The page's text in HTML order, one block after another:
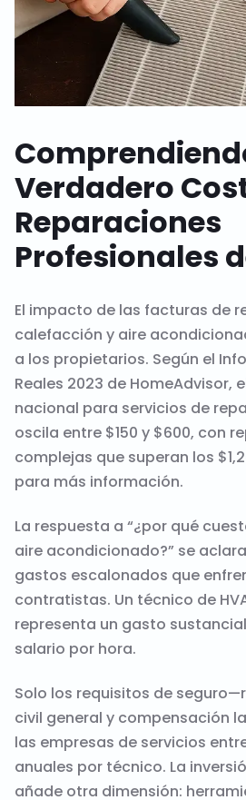
Verdadero
Reparaciones
Profesionales
El impacto de las facturas de
calefacción y aire
a los propietarios. Según el
Reales 2023 de HomeAdvisor,
nacional para servicios de
oscila entre $150 y $600, con
complejas que superan los
para más información.
La respuesta a “¿por qué
aire acondicionado?” se
gastos escalonados que
contratistas. Un técnico de
representa un gasto
salario por hora.
Solo los requisitos de
civil general y compensación
las empresas de servicios
anuales por técnico. La
añade otra dimensión: